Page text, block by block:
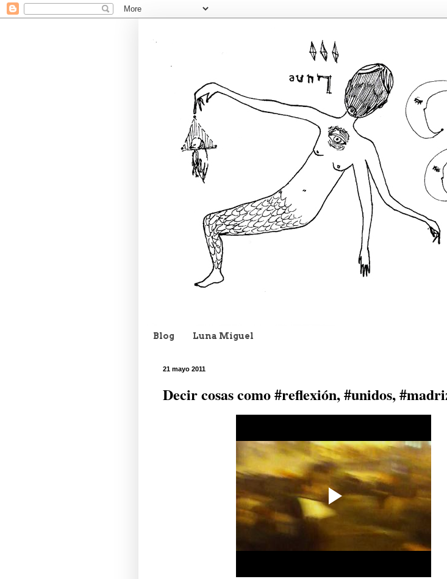
Blog Luna Miguel
21 mayo 2011
Decir cosas como #reflexión, #unidos,